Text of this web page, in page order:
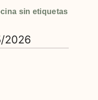
sin etiquetas
2026